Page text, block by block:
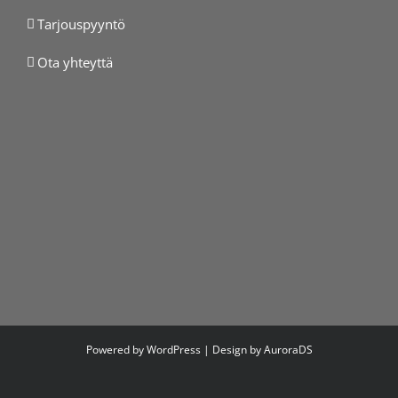
Tarjouspyyntö
Ota yhteyttä
Powered by WordPress | Design byAuroraDS